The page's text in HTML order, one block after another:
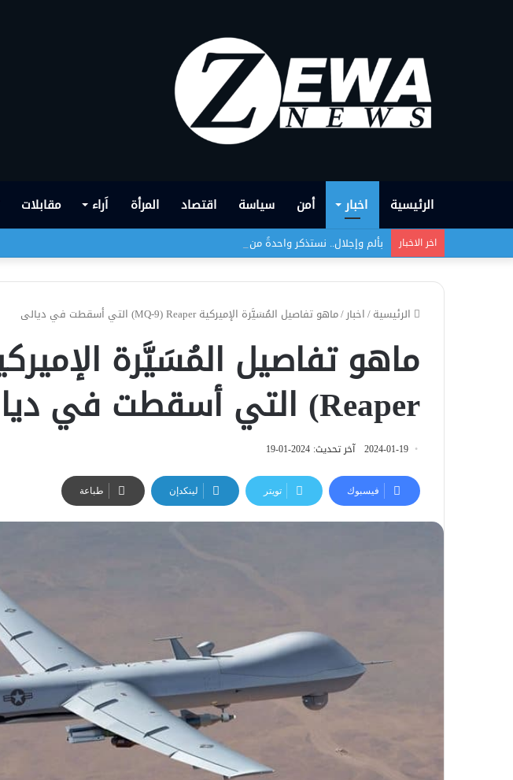
الرئيسية اخبار أمن سياسة اقتصاد المرأة اَراء مقابلات
اخر الاخبار بألم وإجلال.. نستذكر واحدةً من أبشع الجرائم التي شهدها العراق في تاريخه الحديث
الرئيسية/اخبار/ماهو تفاصيل المُسَيَّرة الإميركية MQ-9) Reaper) التي أسقطت في ديالى
Reaper) التي أسقطت في ديالى
2024-01-19 آخر تحديث: 2024-01-19
فيسبوك تويتر لينكدإن طباعة